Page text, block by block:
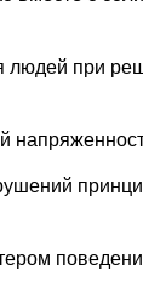
людей при